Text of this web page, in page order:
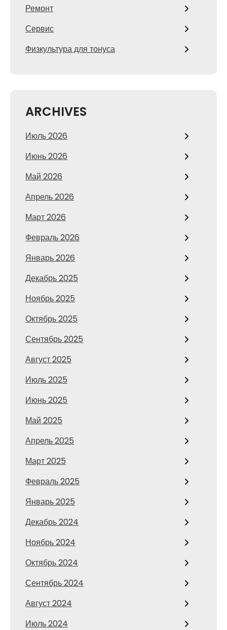
Ремонт
Сервис
Физкультура для тонуса
ARCHIVES
Июль 2026
Июнь 2026
Май 2026
Апрель 2026
Март 2026
Февраль 2026
Январь 2026
Декабрь 2025
Ноябрь 2025
Октябрь 2025
Сентябрь 2025
Август 2025
Июль 2025
Июнь 2025
Май 2025
Апрель 2025
Март 2025
Февраль 2025
Январь 2025
Декабрь 2024
Ноябрь 2024
Октябрь 2024
Сентябрь 2024
Август 2024
Июль 2024